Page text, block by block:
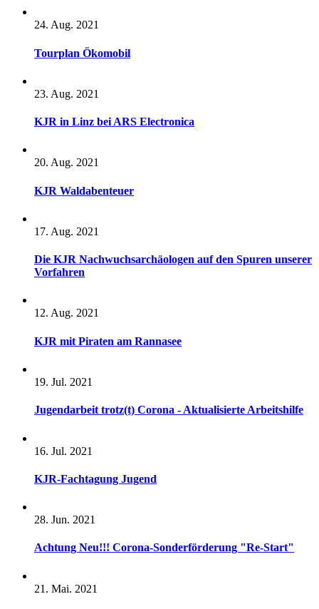
24. Aug. 2021
Tourplan Ökomobil
23. Aug. 2021
KJR in Linz bei ARS Electronica
20. Aug. 2021
KJR Waldabenteuer
17. Aug. 2021
Die KJR Nachwuchsarchäologen auf den Spuren unserer
Vorfahren
12. Aug. 2021
KJR mit Piraten am Rannasee
19. Jul. 2021
Jugendarbeit trotz(t) Corona - Aktualisierte Arbeitshilfe
16. Jul. 2021
KJR-Fachtagung Jugend
28. Jun. 2021
Achtung Neu!!! Corona-Sonderförderung "Re-Start"
21. Mai. 2021